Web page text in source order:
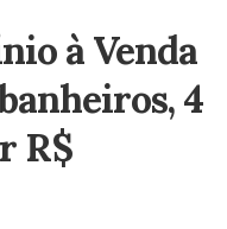
à Venda
4
R$